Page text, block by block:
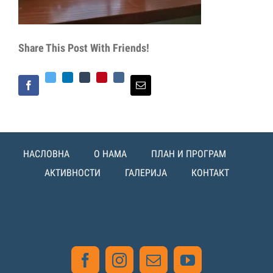
Share This Post With Friends!
Facebook
TwitterLinkedIn
TumblrPinterest
Vk Email
НАСЛОВНА О НАМА
ПЛАН И ПРОГРАМ
АКТИВНОСТИ
ГАЛЕРИЈА КОНТАКТ
FacebookInstagram
EmailYouTube